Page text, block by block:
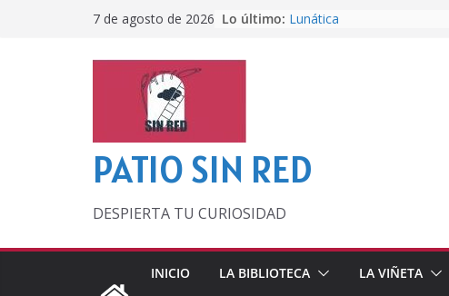
7 de agosto de 2026 Lo último: Lunática
PATIO SIN RED
DESPIERTA TU CURIOSIDAD
INICIO LA BIBLIOTECA LA VIÑETA